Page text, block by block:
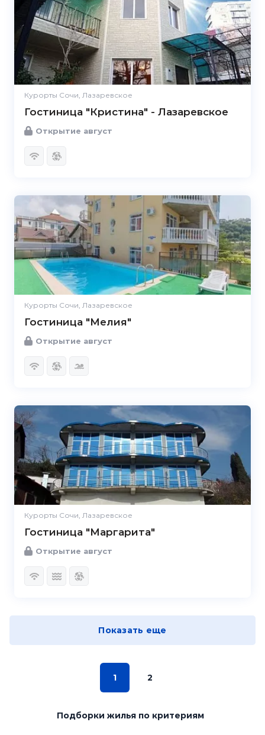
Курорты Сочи, Лазаревское
Гостиница "Кристина" - Лазаревское
Открытие август
Курорты Сочи, Лазаревское
Гостиница "Мелия"
Открытие август
Курорты Сочи, Лазаревское
Гостиница "Маргарита"
Открытие август
Показать еще
1 2
Подборки жильяпо критериям